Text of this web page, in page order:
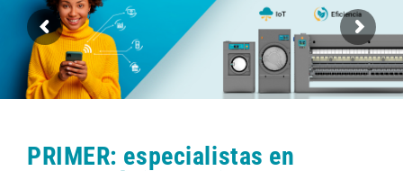
PRIMER: especialistas en